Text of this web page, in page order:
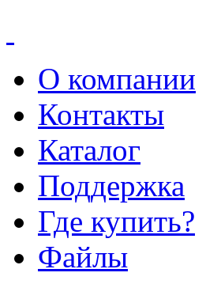
О компании
Контакты
Каталог
Поддержка
Где купить?
Файлы